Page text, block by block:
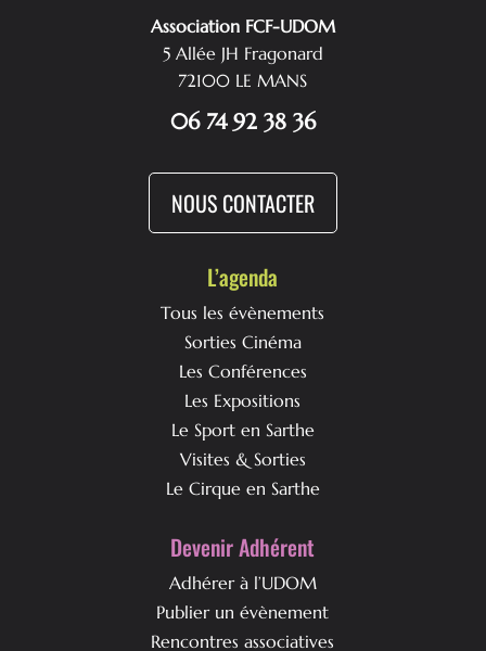
Association FCF-UDOM
5 Allée JH Fragonard
72100 LE MANS
06 74 92 38 36
NOUS CONTACTER
L’agenda
Tous les évènements
Sorties Cinéma
Les Conférences
Les Expositions
Le Sport en Sarthe
Visites & Sorties
Le Cirque en Sarthe
Devenir Adhérent
Adhérer à l’UDOM
Publier un évènement
Rencontres associatives